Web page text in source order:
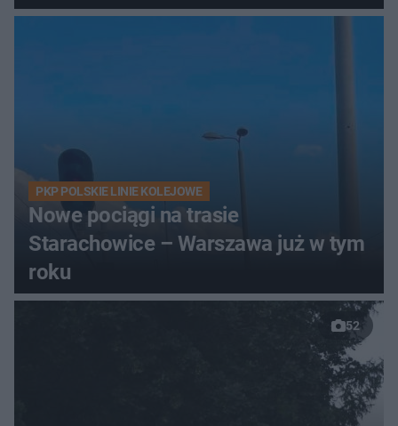
PKP POLSKIE LINIE KOLEJOWE
Nowe pociągi na trasie
Starachowice – Warszawa już w tym
roku
52